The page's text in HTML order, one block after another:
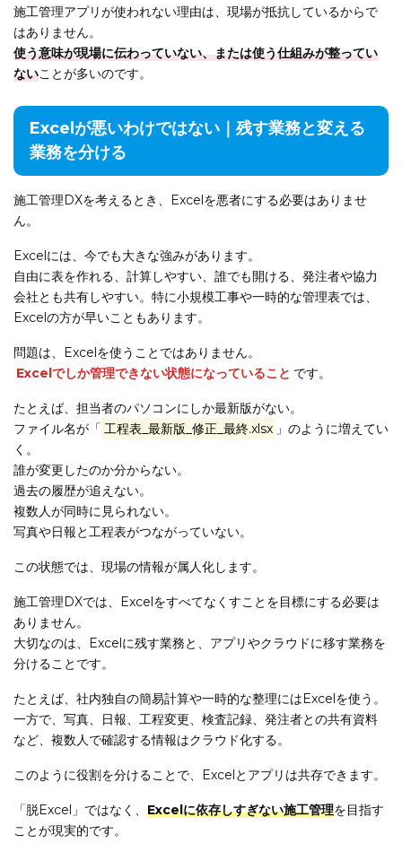
施工管理アプリが使われない理由は、現場が抵抗しているからで
はありません。
使う意味が現場に伝わっていない、または使う仕組みが整ってい
ないことが多いのです。
Excelが悪いわけではない｜残す業務と変える
業務を分ける
施工管理DXを考えるとき、Excelを悪者にする必要はありませ
ん。
Excelには、今でも大きな強みがあります。
自由に表を作れる、計算しやすい、誰でも開ける、発注者や協力
会社とも共有しやすい。特に小規模工事や一時的な管理表では、
Excelの方が早いこともあります。
問題は、Excelを使うことではありません。
Excelでしか管理できない状態になっていること です。
たとえば、担当者のパソコンにしか最新版がない。
ファイル名が「 工程表_最新版_修正_最終.xlsx 」のように増えてい
く。
誰が変更したのか分からない。
過去の履歴が追えない。
複数人が同時に見られない。
写真や日報と工程表がつながっていない。
この状態では、現場の情報が属人化します。
施工管理DXでは、Excelをすべてなくすことを目標にする必要は
ありません。
大切なのは、Excelに残す業務と、アプリやクラウドに移す業務を
分けることです。
たとえば、社内独自の簡易計算や一時的な整理にはExcelを使う。
一方で、写真、日報、工程変更、検査記録、発注者との共有資料
など、複数人で確認する情報はクラウド化する。
このように役割を分けることで、Excelとアプリは共存できます。
「脱Excel」ではなく、 Excelに依存しすぎない施工管理を目指す
ことが現実的です。